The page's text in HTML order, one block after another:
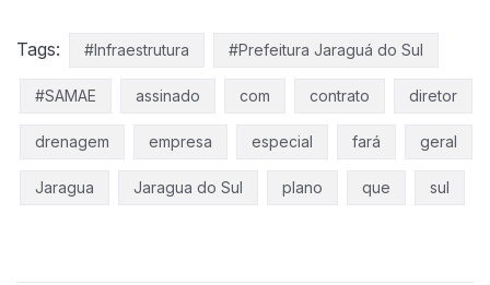
Tags: #Infraestrutura #Prefeitura Jaraguá do Sul
#SAMAE assinado com contrato diretor
drenagem empresa especial fará geral
Jaragua Jaragua do Sul plano que sul